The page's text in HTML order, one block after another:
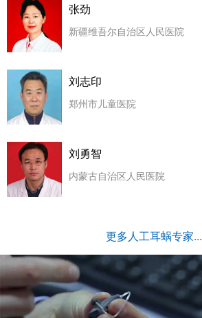
张劲
新疆维吾尔自治区人民医院
刘志印
郑州市儿童医院
刘勇智
内蒙古自治区人民医院
更多人工耳蜗专家...